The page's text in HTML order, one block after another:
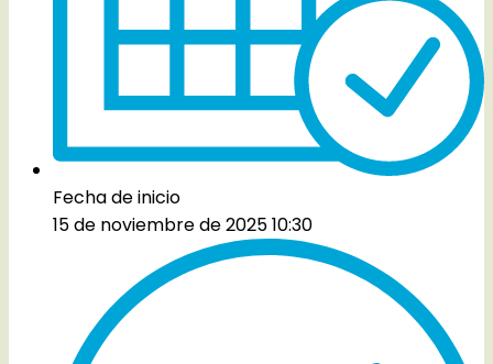
Fecha de inicio
15 de noviembre de 2025 10:30